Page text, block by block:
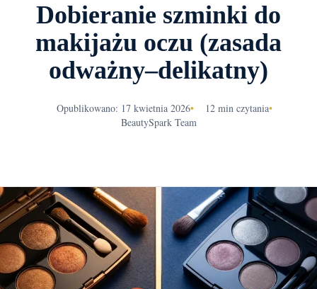
Dobieranie szminki do
makijażu oczu (zasada
odważny–delikatny)
Opublikowano: 17 kwietnia 2026• 12 min czytania•
BeautySpark Team